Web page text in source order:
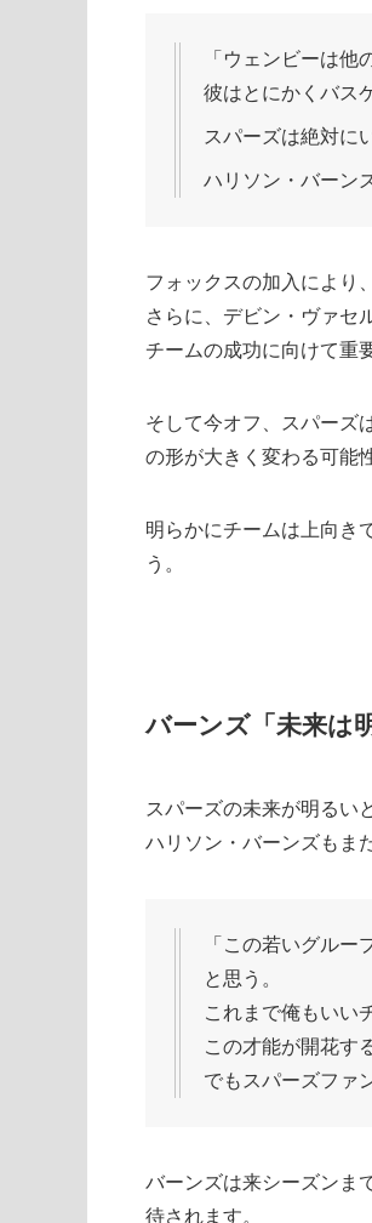
「ウェンビーは他
彼はとにかくバス
スパーズは絶対に
ハリソン・バーン
フォックスの加入により
さらに、デビン・ヴァセ
チームの成功に向けて重
そして今オフ、スパーズ
の形が大きく変わる可能
明らかにチームは上向き
う。
バーンズ「未来は
スパーズの未来が明るい
ハリソン・バーンズもま
「この若いグル
と思う。
これまで俺もいい
この才能が開花す
でもスパーズファ
バーンズは来シーズンま
待されます。